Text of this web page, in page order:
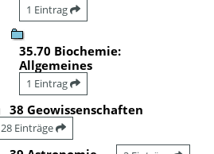
1 Eintrag
35.70 Biochemie:
Allgemeines
1 Eintrag
38 Geowissenschaften
28 Einträge